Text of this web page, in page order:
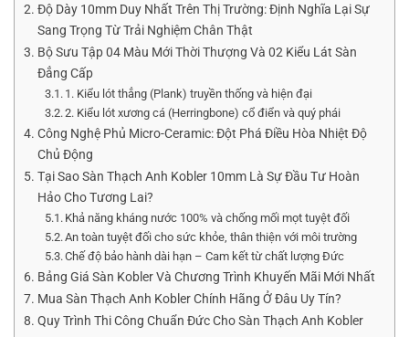
Độ Dày 10mm Duy Nhất Trên Thị Trường: Định Nghĩa Lại Sự
Sang Trọng Từ Trải Nghiệm Chân Thật
Bộ Sưu Tập 04 Màu Mới Thời Thượng Và 02 Kiểu Lát Sàn
Đẳng Cấp
1. Kiểu lót thẳng (Plank) truyền thống và hiện đại
2. Kiểu lót xương cá (Herringbone) cổ điển và quý phái
Công Nghệ Phủ Micro-Ceramic: Đột Phá Điều Hòa Nhiệt Độ
Chủ Động
Tại Sao Sàn Thạch Anh Kobler 10mm Là Sự Đầu Tư Hoàn
Hảo Cho Tương Lai?
Khả năng kháng nước 100% và chống mối mọt tuyệt đối
An toàn tuyệt đối cho sức khỏe, thân thiện với môi trường
Chế độ bảo hành dài hạn – Cam kết từ chất lượng Đức
Bảng Giá Sàn Kobler Và Chương Trình Khuyến Mãi Mới Nhất
Mua Sàn Thạch Anh Kobler Chính Hãng Ở Đâu Uy Tín?
Quy Trình Thi Công Chuẩn Đức Cho Sàn Thạch Anh Kobler